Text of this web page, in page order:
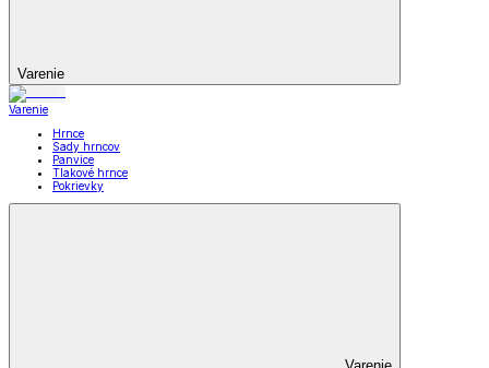
Varenie
Varenie
Hrnce
Sady hrncov
Panvice
Tlakové hrnce
Pokrievky